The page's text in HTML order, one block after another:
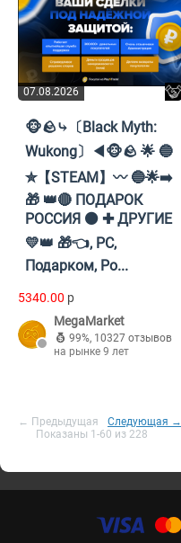
07.08.2026
🐵🪨⤷〔Black Myth:
Wukong〕◀🐵🪨 🌟 🔵
✮【STEAM】〰 🔵🌟➡️
🎁 👑🔴 ПОДАРОК
РОССИЯ ⚫ ✚ ДРУГИЕ
💛👑 🎁👈, PC,
Подарком, Ро...
5340.00 p
MegaMarket
99%, 10327 отзывов
на рынке 9 лет
← Предыдущая Следующая →
Показаны 1-60 из 228